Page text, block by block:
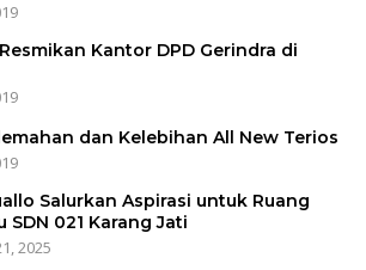
Kantor DPD Gerindra di
dan Kelebihan All New Terios
Salurkan Aspirasi untuk Ruang
SDN 021 Karang Jati
2025